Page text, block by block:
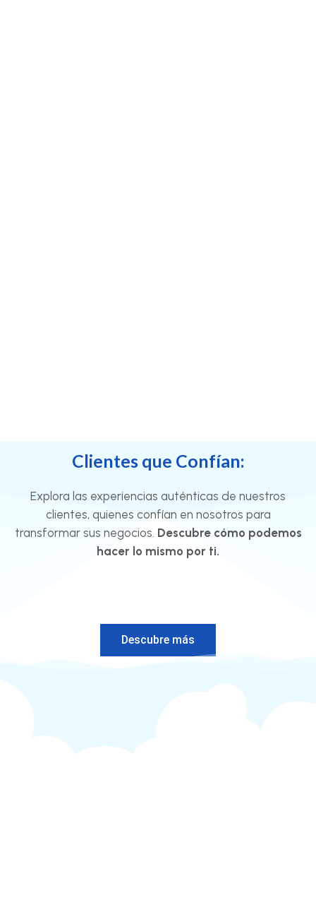
Clientes que Confían:
Explora las experiencias auténticas de nuestros
clientes, quienes confían en nosotros para
transformar sus negocios. Descubre cómo podemos
hacer lo mismo por ti.
Descubre más